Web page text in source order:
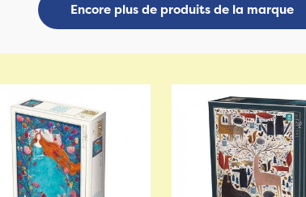
Encore plus de produits de la marque